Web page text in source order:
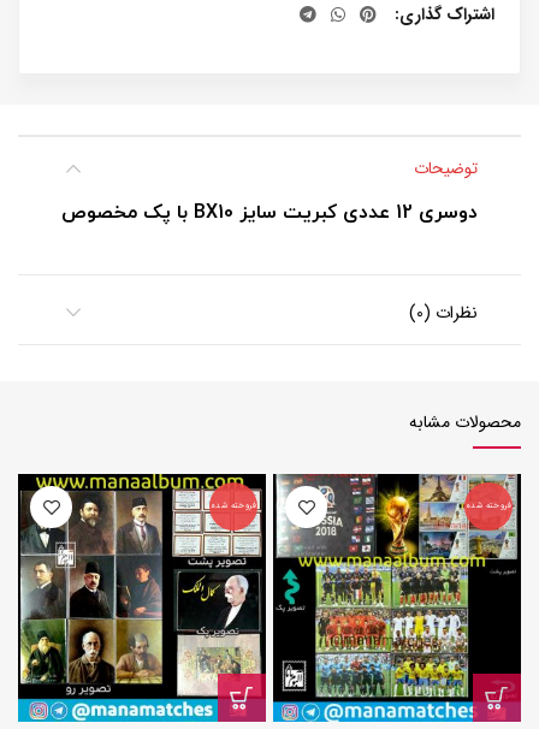
اشتراک گذاری
توضیحات
دوسری 12 عددی کبریت سایز BX10 با پک مخصوص
نظرات (0)
محصولات مشابه
فروخته شده فروخته شده